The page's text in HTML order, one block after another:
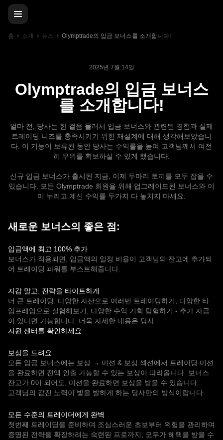
홈 소개 뉴스 Olymptrade의 입금 보너스를 소개합니다!
2025년 7월 14일
Olymptrade의 입금 보너스
를 소개합니다!
얼마 전, 당사는 한 걸음 물러서 입금 보너스와 관련된 경험과 실제
트레이딩 니즈를 충족시키기 위한 재설계에 대해 생각해보았습니
다. 이 기능이 보류된 동안 당사는 수익률을 높여 고객님께서 여전
히 우위를 확보하실 수 있게 했습니다.
신규 입금 보너스가 출시된 지금, 이제 두마리 토끼를 모두 잡을 수
있습니다. 모든 Olymptrade 회원을 위해 업그레이드된 보너스와 이
미 누리고 계신 수익률 두가지 다 놓치지 마세요.
새로운 보너스의 좋은 점:
입금액에 최고 100% 추가
보너스가 적용되면, 입금액의 일정 비율이 고객님의 잔고에 추가되
어 트레이딩 파워를 부스트해줍니다.
지갑 말고, 전략을 타이트하게
더 큰 트레이딩, 다양한 자산으로 여러번 트레이딩하기, 다양한 타
임프레임으로 실험해보기, 다양한 수익 기회 탐험하기 - 추가 자금
이 있다면 가능합니다. 더욱 자세한 내용은 당사
지원 센터를 확인하세요
보상을 드려요
모든 입금 보너스에는 보상 → 미션 & 보상 섹션에서 트레이딩 미션
을 완료하면 전액 인출 가능할 수 있는 보상이 따라옵니다. 보너스
잔고가 0이 되어도, 미션을 완료하면 보상을 받을 수 있습니다.
고객님의 값진 노력이 빛을 발하게 하는 당사만의 방식이랍니다.
모든 수준의 트레이더에게 완벽
첫번째 트레이딩을 준비하며 조심스러운 초보부터 위험을 관리하며
증명된 전략을 확장하려는 숙련된 프로까지, 모두가 혜택을 받을 수